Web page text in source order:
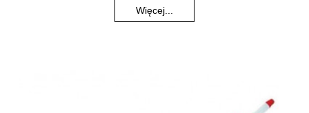
Więcej...